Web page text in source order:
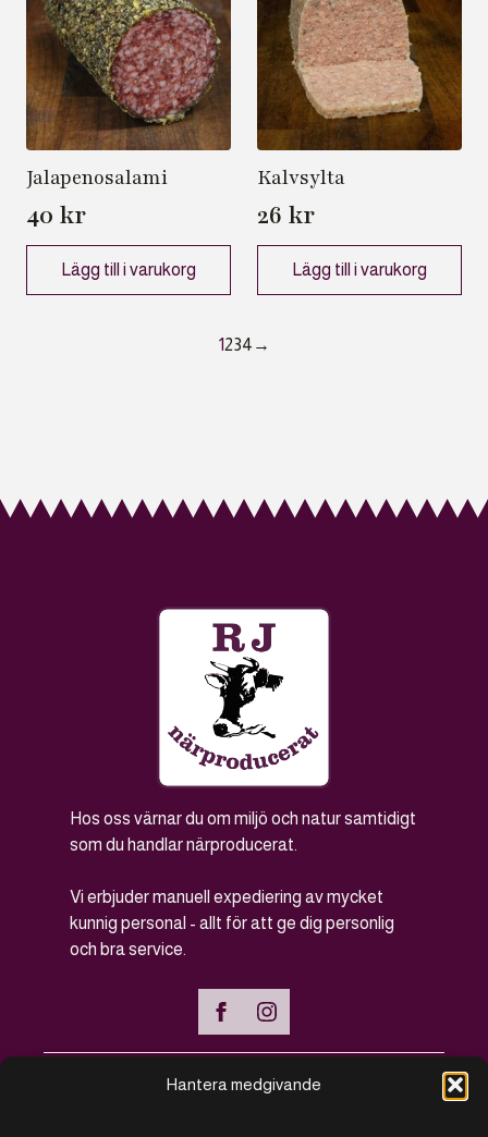
Hantera medgivande
Jalapenosalami
40 kr
Lägg till i varukorg
Kalvsylta
26 kr
Lägg till i varukorg
1234 →
Hos oss värnar du om miljö och natur samtidigt
som du handlar närproducerat.
Vi erbjuder manuell expediering av mycket
kunnig personal - allt för att ge dig personlig
och bra service.